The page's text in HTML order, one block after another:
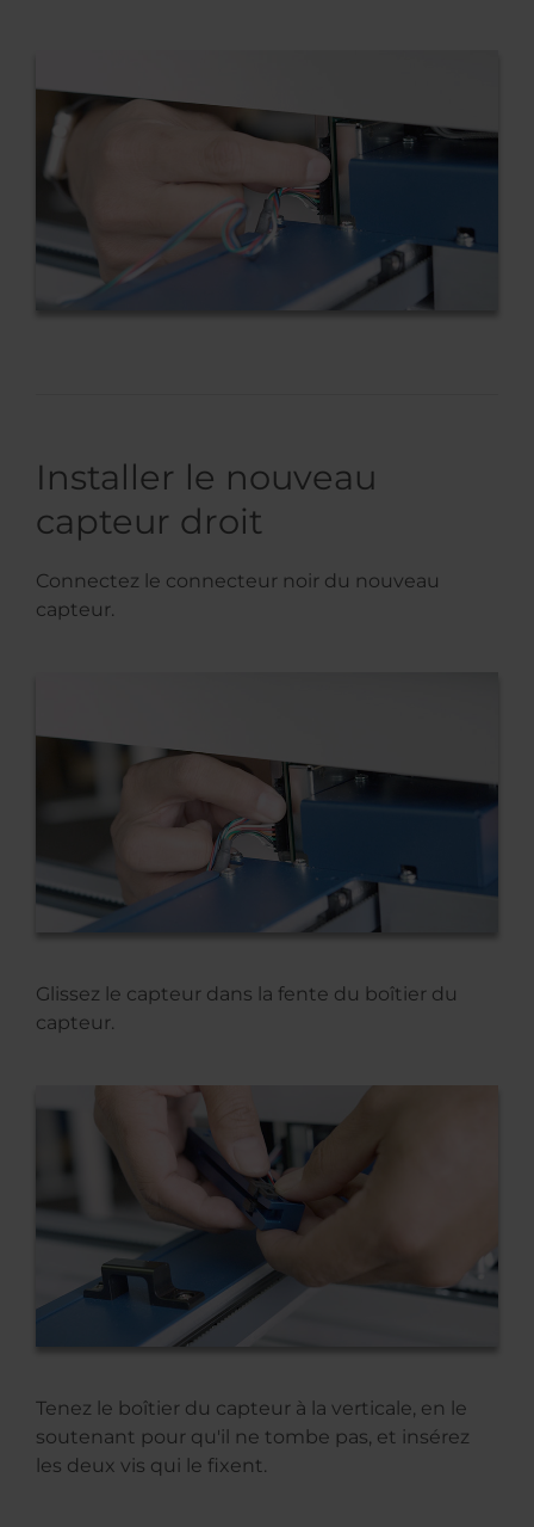
Installer le nouveau
capteur droit
Connectez le connecteur noir du nouveau
capteur.
Glissez le capteur dans la fente du boîtier du
capteur.
Tenez le boîtier du capteur à la verticale, en le
soutenant pour qu'il ne tombe pas, et insérez
les deux vis qui le fixent.